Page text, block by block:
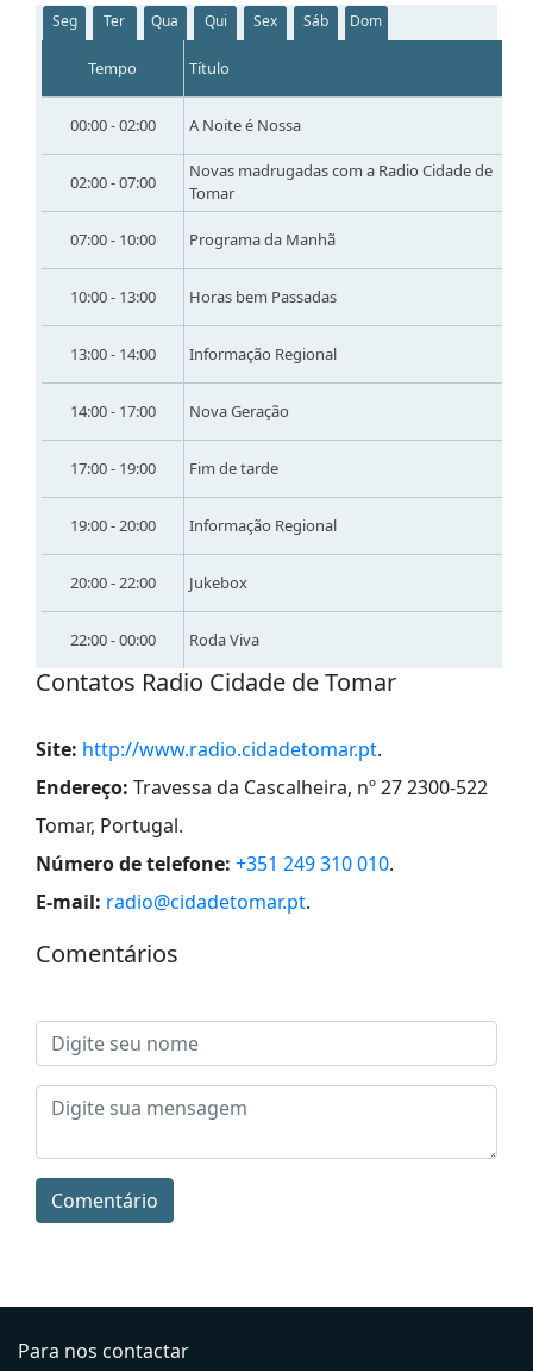
Seg Ter Qua Qui Sex Sáb Dom
Tempo Título
00:00 - 02:00 A Noite é Nossa
02:00 - 07:00
Novas madrugadas com a Radio Cidade de
Tomar
07:00 - 10:00 Programa da Manhã
10:00 - 13:00 Horas bem Passadas
13:00 - 14:00 Informação Regional
14:00 - 17:00 Nova Geração
17:00 - 19:00 Fim de tarde
19:00 - 20:00 Informação Regional
20:00 - 22:00 Jukebox
22:00 - 00:00 Roda Viva
Contatos Radio Cidade de Tomar
Site: http://www.radio.cidadetomar.pt.
Endereço: Travessa da Cascalheira, nº 27 2300-522
Tomar, Portugal.
Número de telefone: +351 249 310 010.
E-mail: radio@cidadetomar.pt.
Comentários
Comentário
Para nos contactar